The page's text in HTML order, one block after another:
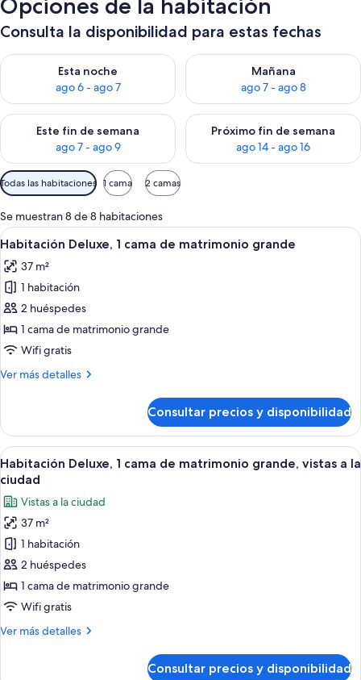
Opciones de la habitación
Consulta la disponibilidad para estas fechas
Esta noche
ago 6 - ago 7
Consulta la disponibilidad para esta noche, ago 6 - ago 7
Mañana
ago 7 - ago 8
Consulta la disponibilidad
Este fin de semana
ago 7 - ago 9
Consulta la disponibilidad para este fin de semana, ago 7 -
Próximo fin de semana
ago 14 - ago 16
Consulta la disponibilidad
Filtros
disponibles
para
las
habitaciones
Todas las habitaciones 1 cama 2 camas
Se muestran 8 de 8 habitaciones
Abrir
todas
las
fotos
de
Habitación
Deluxe,
cama
grande
Una cama bien tendida con
3
Habitación Deluxe, 1 cama de matrimonio grande
37 m²
1 habitación
2 huéspedes
1 cama de matrimonio grande
Wifi gratis
Ver más detalles
Más
Deluxe,
cama
de
grande
Consultar precios y disponibilidad
Abrir
todas
las
fotos
de
Habitación
Deluxe,
1
cama
matrimonio
Una cama bien tendida con
3
Habitación Deluxe, 1 cama de matrimonio grande, vistas a la
ciudad
Vistas a la ciudad
37 m²
1 habitación
2 huéspedes
1 cama de matrimonio grande
Wifi gratis
Ver más detalles
Más
Consultar precios y disponibilidad